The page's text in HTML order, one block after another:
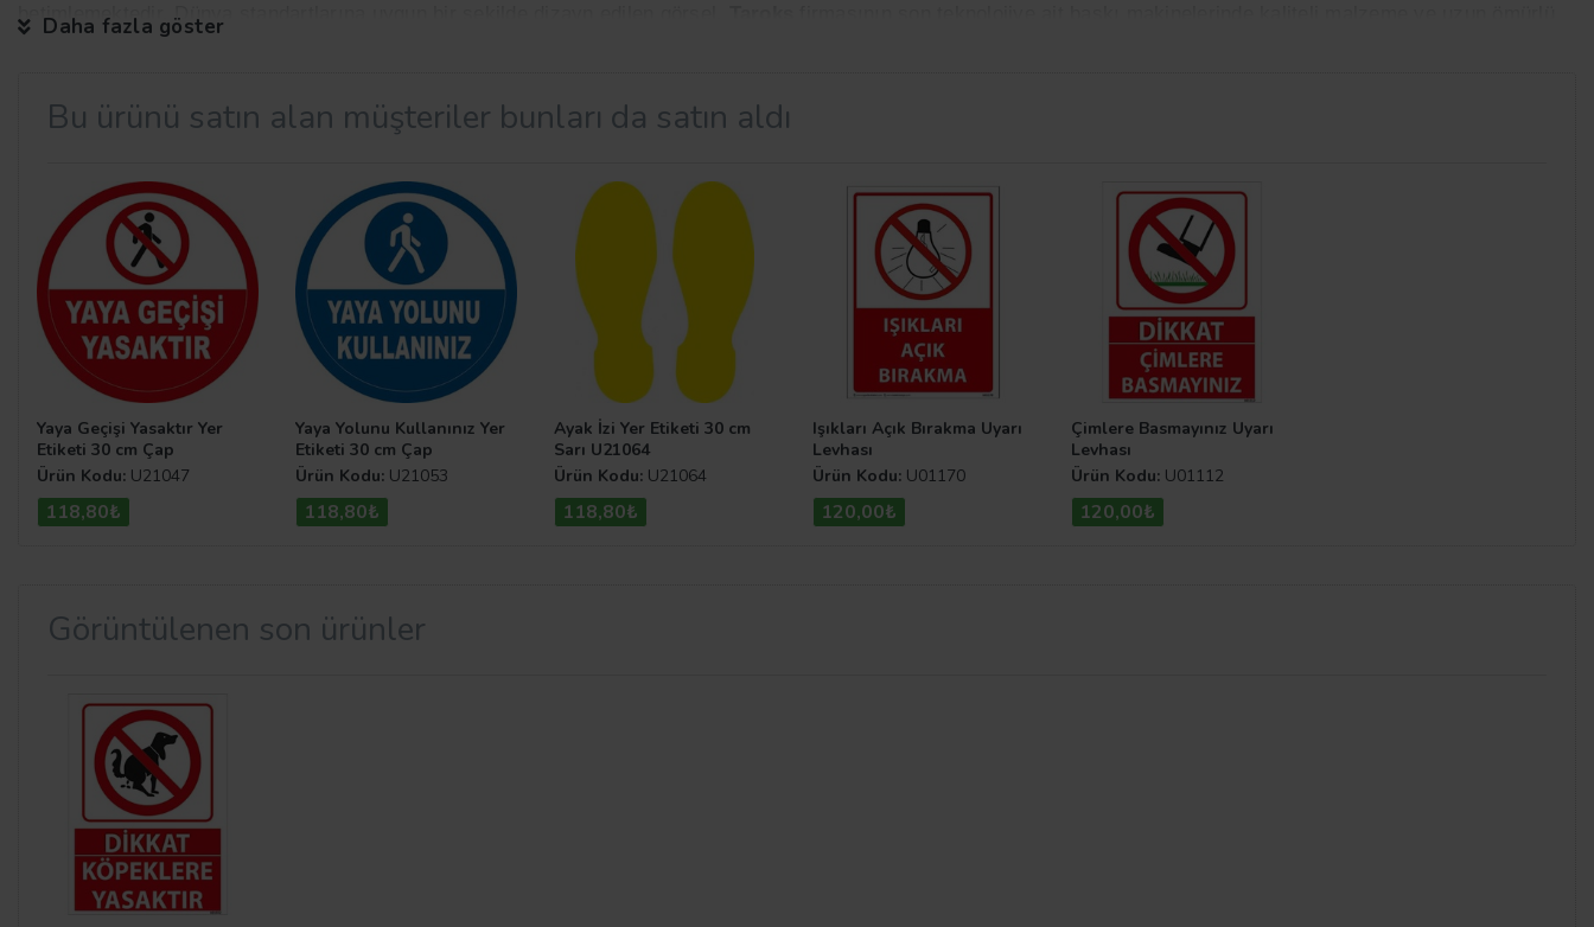
betimlemektedir. Dünya standartlarına uygun bir şekilde dizayn edilen görsel,
Yasaklayıcı Levha Çeşitleri
Yasaklayıcı Levhalar,
topluluğun kullandığı alanların kesin çizgilerle çizilmesi gereken kural ve kaidelerini belirtmek ve insanları yasaklar konusunda bilinçlendirmek için
kullanılan önemli uyarıcı levhaların başında gelmektedir. Diğer levha çeşitlerimize göz atmak isterseniz Uyarı Levhaları.com sitemizde bulunan
kategorimize kesinlikle göz atmanızı tavsiye ederiz.
Daha fazla göster
Bu ürünü satın alan müşteriler bunları da satın aldı
Yaya Geçişi Yasaktır Yer
Etiketi 30 cm Çap
Ürün Kodu: U21047
118,80₺
Yaya Yolunu Kullanınız Yer
Etiketi 30 cm Çap
Ürün Kodu: U21053
118,80₺
Ayak İzi Yer Etiketi 30 cm
Sarı U21064
Ürün Kodu: U21064
118,80₺
Işıkları Açık Bırakma Uyarı
Levhası
Ürün Kodu: U01170
120,00₺
Çimlere Basmayınız Uyarı
Levhası
Ürün Kodu: U01112
120,00₺
Görüntülenen son ürünler